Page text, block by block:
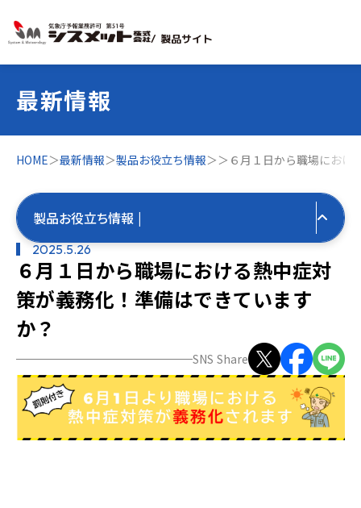
最新情報
HOME＞最新情報＞製品お役立ち情報＞ ＞ ６月１日から職場におけ
製品お役立ち情報 |
すべての最新情報
製品お役立ち情報
すべて
ZEROSAI X-AI
羅針盤PLUS
気象お役立ち情報
技術提案
お知らせ
2025.5.26
６月１日から職場における熱中症対
策が義務化！準備はできています
か？
SNS Share
/ 製品サイト